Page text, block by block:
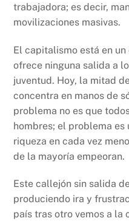
trabajadora; es decir,
movilizaciones masivas.
El capitalismo está en
ofrece ninguna salida a
juventud. Hoy, la mitad
concentra en manos de
problema no es que
hombres; el problema
riqueza en cada vez
de la mayoría empeoran.
Este callejón sin salida
produciendo ira y
país tras otro vemos a la